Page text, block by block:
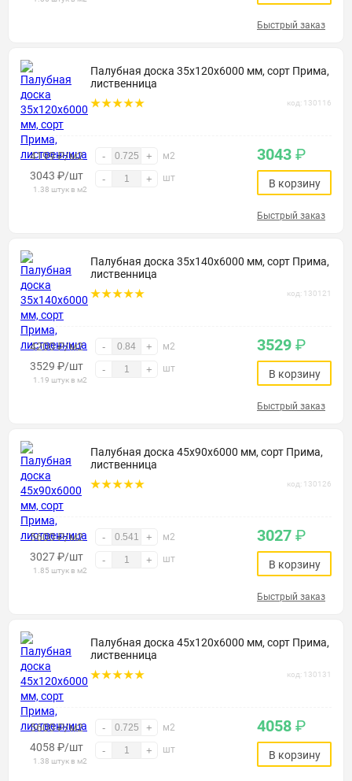
Быстрый заказ
Палубная доска 35х120х6000 мм, сорт Прима,
лиственница
код: 130116
4199 ₽/м2 - + м2
3043 ₽/шт
1.38 штук в м2
- + шт
3043 ₽
В корзину
Быстрый заказ
Палубная доска 35х140х6000 мм, сорт Прима,
лиственница
код: 130121
4200 ₽/м2 - + м2
3529 ₽/шт
1.19 штук в м2
- + шт
3529 ₽
В корзину
Быстрый заказ
Палубная доска 45х90х6000 мм, сорт Прима,
лиственница
код: 130126
5600 ₽/м2 - + м2
3027₽/шт
1.85 штук в м2
- + шт
3027 ₽
В корзину
Быстрый заказ
Палубная доска 45х120х6000 мм, сорт Прима,
лиственница
код: 130131
5600 ₽/м2 - + м2
4058 ₽/шт
1.38 штук в м2
- + шт
4058 ₽
В корзину